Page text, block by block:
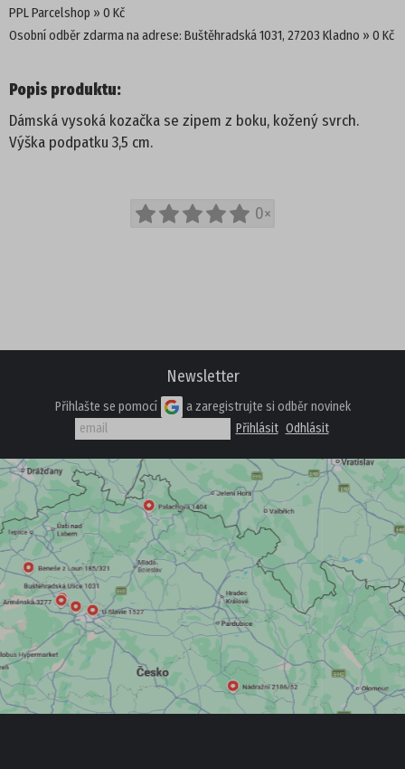
UNISEX
PROFI
DĚTSKÁ OBUV
ZIMNÍ A KOZAČKY
NOVINKY
OSTATNÍ
PPL Parcelshop
0 Kč
Osobní odběr zdarma na adrese: Buštěhradská 1031, 27203 Kladno
0 Kč
Popis produktu:
Dámská vysoká kozačka se zipem z boku, kožený svrch.
Výška podpatku 3,5 cm.
0×
Newsletter
Přihlašte se pomocí a zaregistrujte si odběr novinek